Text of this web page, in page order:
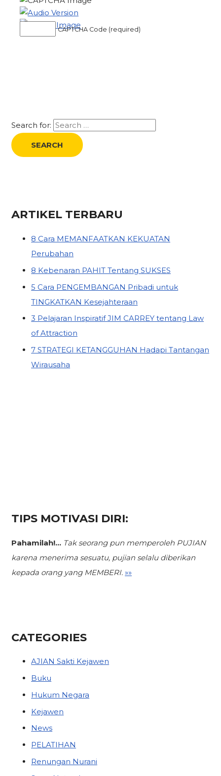
CAPTCHA Code (required)
Search for:
ARTIKEL TERBARU
8 Cara MEMANFAATKAN KEKUATAN
Perubahan
8 Kebenaran PAHIT Tentang SUKSES
5 Cara PENGEMBANGAN Pribadi untuk
TINGKATKAN Kesejahteraan
3 Pelajaran Inspiratif JIM CARREY tentang Law
of Attraction
7 STRATEGI KETANGGUHAN Hadapi Tantangan
Wirausaha
TIPS MOTIVASI DIRI:
Pahamilah!... Tak seorang pun memperoleh PUJIAN
karena menerima sesuatu, pujian selalu diberikan
kepada orang yang MEMBERI. »»
CATEGORIES
AJIAN Sakti Kejawen
Buku
Hukum Negara
Kejawen
News
PELATIHAN
Renungan Nurani